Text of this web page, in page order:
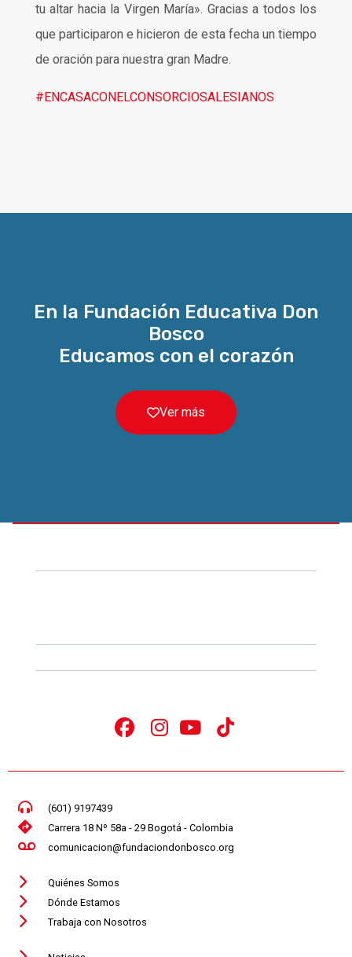
tu altar hacia la Virgen María». Gracias a todos los
que participaron e hicieron de esta fecha un tiempo
de oración para nuestra gran Madre.
#ENCASACONELCONSORCIOSALESIANOS
En la Fundación Educativa Don
Bosco
Educamos con el corazón
Ver más
(601) 9197439
Carrera 18 Nº 58a - 29 Bogotá - Colombia
comunicacion@fundaciondonbosco.org
Quiénes Somos
Dónde Estamos
Trabaja con Nosotros